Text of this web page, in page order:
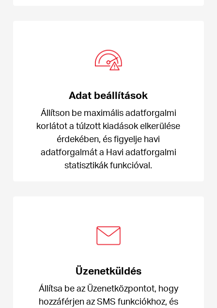
Adat beállítások
Állítson be maximális adatforgalmi
korlátot a túlzott kiadások elkerülése
érdekében, és figyelje havi
adatforgalmát a Havi adatforgalmi
statisztikák funkcióval.
Üzenetküldés
Állítsa be az Üzenetközpontot, hogy
hozzáférjen az SMS funkciókhoz, és